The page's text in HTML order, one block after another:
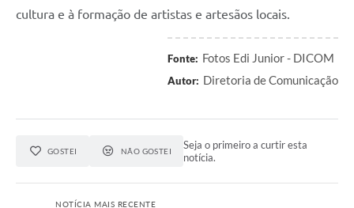
cultura e à formação de artistas e artesãos locais.
Fonte: Fotos Edi Junior - DICOM
Autor: Diretoria de Comunicação
GOSTEI NÃO GOSTEI
Seja o primeiro a curtir esta
notícia.
NOTÍCIA MAIS RECENTE